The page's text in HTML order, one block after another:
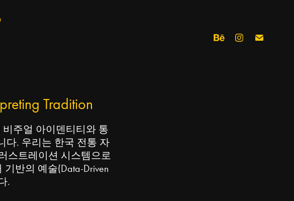
Tradition
주얼 아이덴티티와 통
다. 우리는 한국 전통 자
스트레이션 시스템으로
반의 예술(Data-Driven
.